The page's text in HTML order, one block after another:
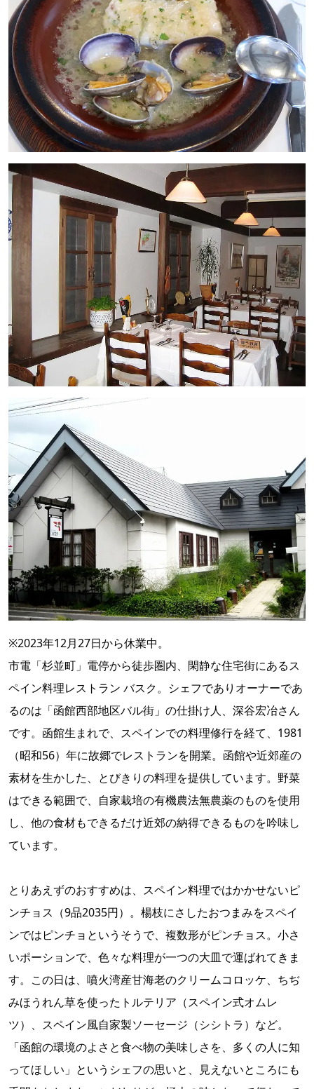
※2023年12月27日から休業中。
市電「杉並町」電停から徒歩圏内、閑静な住宅街にあるス
ペイン料理レストラン バスク。シェフでありオーナーであ
るのは「函館西部地区バル街」の仕掛け人、深谷宏冶さん
です。函館生まれで、スペインでの料理修行を経て、1981
（昭和56）年に故郷でレストランを開業。函館や近郊産の
素材を生かした、とびきりの料理を提供しています。野菜
はできる範囲で、自家栽培の有機農法無農薬のものを使用
し、他の食材もできるだけ近郊の納得できるものを吟味し
ています。
とりあえずのおすすめは、スペイン料理ではかかせないピ
ンチョス（9品2035円）。楊枝にさしたおつまみをスペイ
ンではピンチョというそうで、複数形がピンチョス。小さ
いポーションで、色々な料理が一つの大皿で運ばれてきま
す。この日は、噴火湾産甘海老のクリームコロッケ、ちぢ
みほうれん草を使ったトルテリア（スペイン式オムレ
ツ）、スペイン風自家製ソーセージ（シシトラ）など。
「函館の環境のよさと食べ物の美味しさを、多くの人に知
ってほしい」というシェフの思いと、見えないところにも